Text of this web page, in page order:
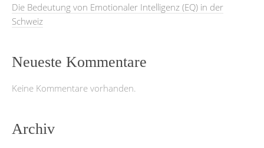
Die Bedeutung von Emotionaler Intelligenz (EQ) in der
Schweiz
Neueste Kommentare
Keine Kommentare vorhanden.
Archiv